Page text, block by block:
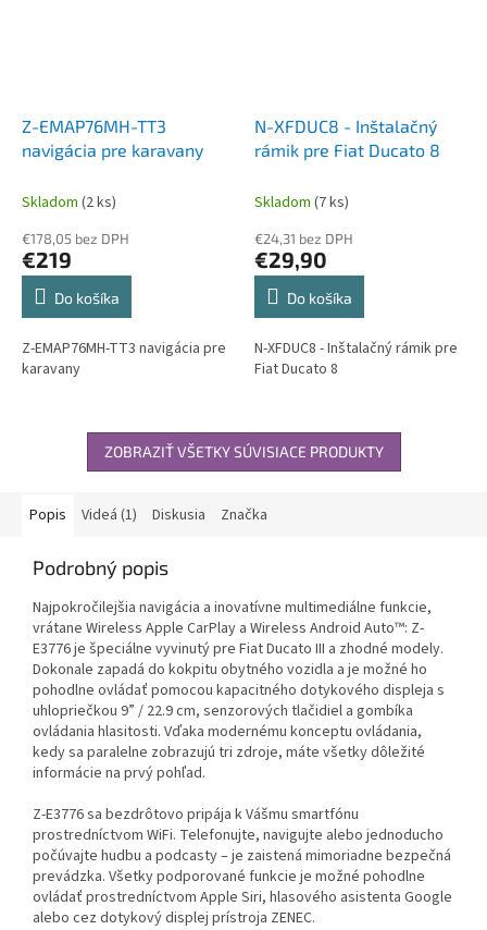
Z-EMAP76MH-TT3
navigácia pre karavany
Skladom (2 ks)
€178,05 bez DPH
€219
Do košíka
Z-EMAP76MH-TT3 navigácia pre
karavany
N-XFDUC8 - Inštalačný
rámik pre Fiat Ducato 8
Skladom (7 ks)
€24,31 bez DPH
€29,90
Do košíka
N-XFDUC8 - Inštalačný rámik pre
Fiat Ducato 8
ZOBRAZIŤ VŠETKY SÚVISIACE PRODUKTY
Popis Videá (1) Diskusia Značka
Podrobný popis
Najpokročilejšia navigácia a inovatívne multimediálne funkcie,
vrátane Wireless Apple CarPlay a Wireless Android Auto™: Z-
E3776 je špeciálne vyvinutý pre Fiat Ducato III a zhodné modely.
Dokonale zapadá do kokpitu obytného vozidla a je možné ho
pohodlne ovládať pomocou kapacitného dotykového displeja s
uhlopriečkou 9” / 22.9 cm, senzorových tlačidiel a gombíka
ovládania hlasitosti. Vďaka modernému konceptu ovládania,
kedy sa paralelne zobrazujú tri zdroje, máte všetky dôležité
informácie na prvý pohľad.
Z-E3776 sa bezdrôtovo pripája k Vášmu smartfónu
prostredníctvom WiFi. Telefonujte, navigujte alebo jednoducho
počúvajte hudbu a podcasty – je zaistená mimoriadne bezpečná
prevádzka. Všetky podporované funkcie je možné pohodlne
ovládať prostredníctvom Apple Siri, hlasového asistenta Google
alebo cez dotykový displej prístroja ZENEC.